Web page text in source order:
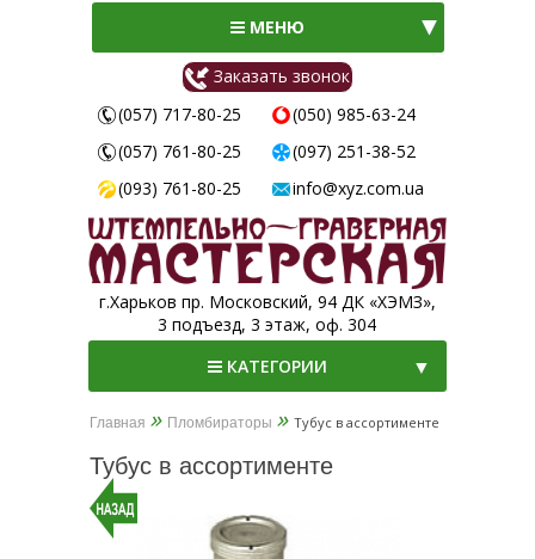
МЕНЮ
Заказать звонок
(057) 717-80-25
(050) 985-63-24
(057) 761-80-25
(097) 251-38-52
(093) 761-80-25
info@xyz.com.ua
г.Харьков пр. Московский, 94 ДК «ХЭМЗ»,
3 подъезд, 3 этаж, оф. 304
КАТЕГОРИИ
▼
Главная » Пломбираторы » Тубус в ассортименте
Тубус в ассортименте